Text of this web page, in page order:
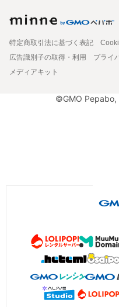
特定商取引法に基づく表記
広告識別子の取得・利用
プライ
メディアキット
©GMO Pepabo,